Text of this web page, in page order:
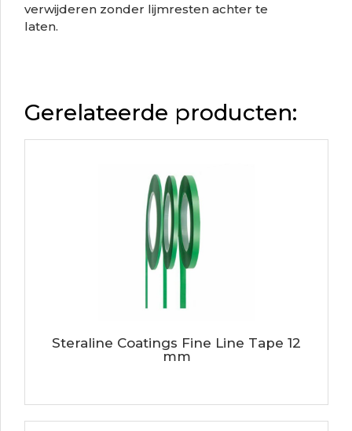
verwijderen zonder lijmresten achter te
laten.
Gerelateerde producten:
Steraline Coatings Fine Line Tape 12
mm